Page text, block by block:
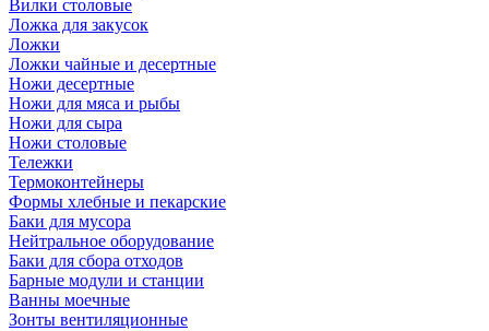
Вилки столовые
Ложка для закусок
Ложки
Ложки чайные и десертные
Ножи десертные
Ножи для мяса и рыбы
Ножи для сыра
Ножи столовые
Тележки
Термоконтейнеры
Формы хлебные и пекарские
Баки для мусора
Нейтральное оборудование
Баки для сбора отходов
Барные модули и станции
Ванны моечные
Зонты вентиляционные